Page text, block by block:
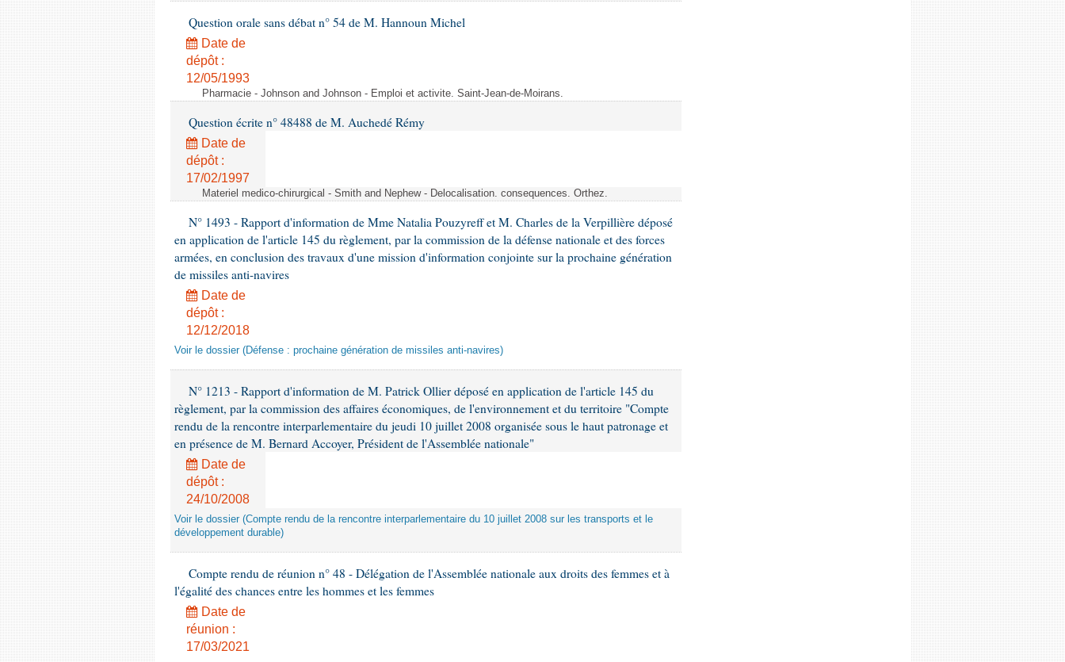
Question orale sans débat n° 54 de M. Hannoun Michel
Date de
dépôt :
12/05/1993
Pharmacie - Johnson and Johnson - Emploi et activite. Saint-Jean-de-Moirans.
Question écrite n° 48488 de M. Auchedé Rémy
Date de
dépôt :
17/02/1997
Materiel medico-chirurgical - Smith and Nephew - Delocalisation. consequences. Orthez.
N° 1493 - Rapport d'information de Mme Natalia Pouzyreff et M. Charles de la Verpillière déposé
en application de l'article 145 du règlement, par la commission de la défense nationale et des forces
armées, en conclusion des travaux d'une mission d'information conjointe sur la prochaine génération
de missiles anti-navires
Date de
dépôt :
12/12/2018
Voir le dossier (Défense : prochaine génération de missiles anti-navires)
N° 1213 - Rapport d'information de M. Patrick Ollier déposé en application de l'article 145 du
règlement, par la commission des affaires économiques, de l'environnement et du territoire "Compte
rendu de la rencontre interparlementaire du jeudi 10 juillet 2008 organisée sous le haut patronage et
en présence de M. Bernard Accoyer, Président de l'Assemblée nationale"
Date de
dépôt :
24/10/2008
Voir le dossier (Compte rendu de la rencontre interparlementaire du 10 juillet 2008 sur les transports et le
développement durable)
Compte rendu de réunion n° 48 - Délégation de l'Assemblée nationale aux droits des femmes et à
l'égalité des chances entre les hommes et les femmes
Date de
réunion :
17/03/2021